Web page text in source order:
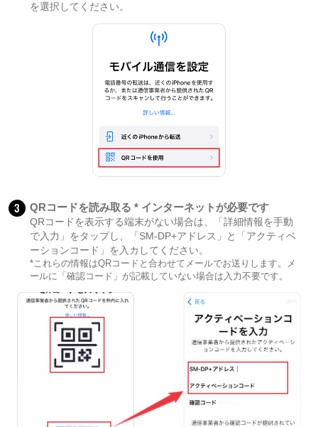
を選択してください。
3 QRコードを読み取る * インターネットが必要です
QRコードを表示する端末がない場合は、「詳細情報を手動
で入力」をタップし、「SM-DP+アドレス」と「アクティベ
ーションコード」を入カしてください。
*これらの情報はQRコードと合わせてメールでお送りします。メ
ールに「確認コード」が記載していない場合は入力不要です。